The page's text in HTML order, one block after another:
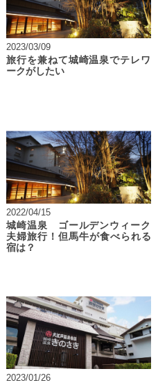
2023/03/09
旅行を兼ねて城崎温泉でテレワ
ークがしたい
2022/04/15
城崎温泉 ゴールデンウィーク
夫婦旅行！但馬牛が食べられる
宿は？
2023/01/26